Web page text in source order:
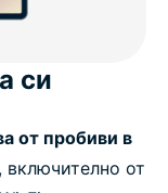
си
от пробиви в
от